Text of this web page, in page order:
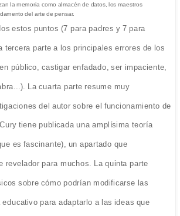
la memoria como almacén de datos, los maestros
del arte de pensar.
estos puntos (7 para padres y 7 para
tercera parte a los principales errores de los
público, castigar enfadado, ser impaciente,
La cuarta parte resume muy
del autor sobre el funcionamiento de
tiene publicada una amplísima teoría
es fascinante), un apartado que
revelador para muchos. La quinta parte
sobre cómo podrían modificarse las
para adaptarlo a las ideas que